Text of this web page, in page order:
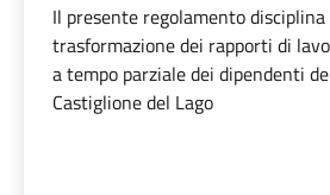
Il presente regolamento
trasformazione dei rapporti di
a tempo parziale dei dipendenti
Castiglione del Lago